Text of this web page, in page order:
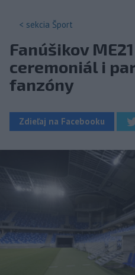
< sekcia Šport
Fanúšikov
ceremoniál i
fanzóny
Zdieľaj na Facebooku